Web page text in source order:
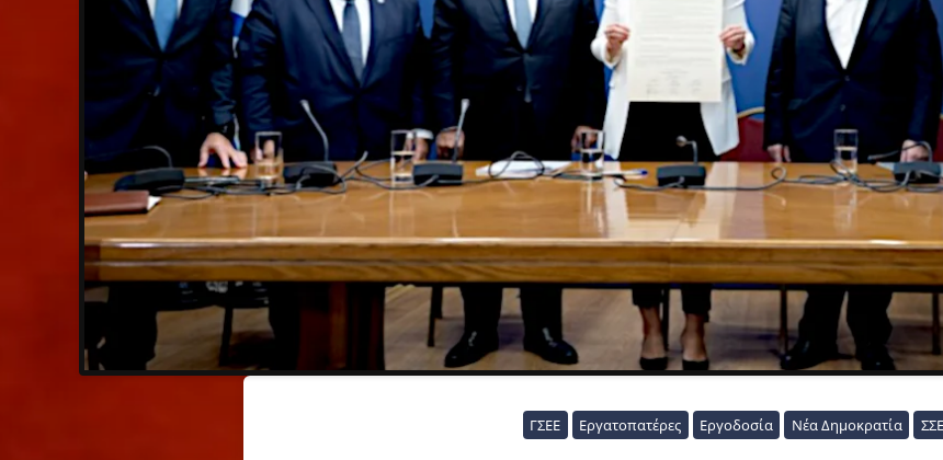
ΓΣΕΕ Εργατοπατέρες Εργοδοσία Νέα Δημοκρατία ΣΣΕ